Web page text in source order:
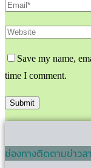
Save my name,
time I comment.
ช่องทางติดตามข่าวส